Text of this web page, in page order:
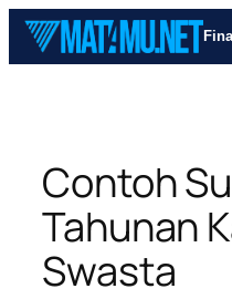
Skip
content
Contoh
Tahunan
Swasta